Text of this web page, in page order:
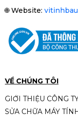
🌐Website:
VỀ CHÚNG TÔI
GIỚI THIỆU CÔNG
SỬA CHỮA MÁY